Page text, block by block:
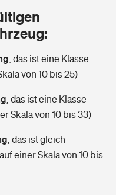
ich im Alter?
finden
finden
das ist eine Klasse
von 10 bis 25)
das ist eine Klasse
Skala von 10 bis 33)
das ist gleich
einer Skala von 10 bis